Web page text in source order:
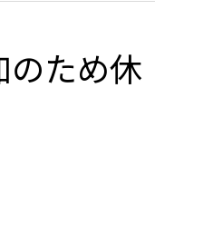
ため休